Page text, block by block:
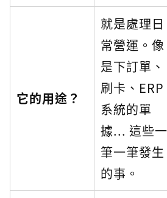
它的用途？
就是處理日
常營運。像
是下訂單、
刷卡、ERP
系統的單
據... 這些一
筆一筆發生
的事。